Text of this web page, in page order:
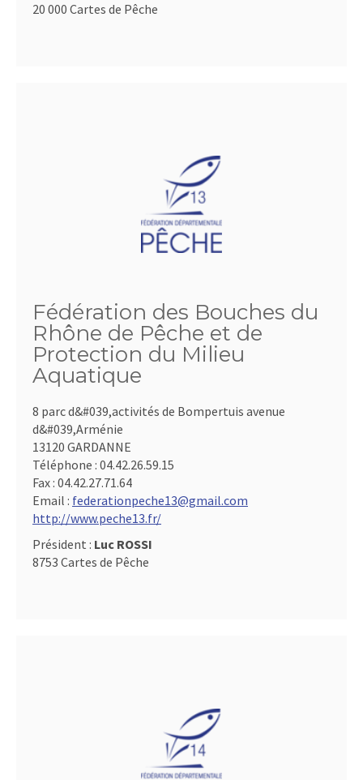
20 000 Cartes de Pêche
Fédération des Bouches du
Rhône de Pêche et de
Protection du Milieu
Aquatique
8 parc d&#039,activités de Bompertuis avenue
d&#039,Arménie
13120 GARDANNE
Téléphone : 04.42.26.59.15
Fax : 04.42.27.71.64
Email : federationpeche13@gmail.com
http://www.peche13.fr/
Président : Luc ROSSI
8753 Cartes de Pêche